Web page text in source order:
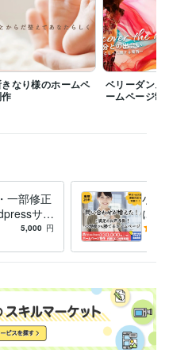
経験年数 : 8年
~ 2001年8月
~ 2014年11月
年9月
現在
Adobe XD:6年
年Google Analytics:7年
年Word:20年 Excel:20年
ージ制作　デザイン～サイト
病院
ングページの原稿作成
建設 金融
エネルギー
なり様のホームペ
ベリーダンス
ームページ制
一部修正
サイ
などもご
5,000 円
小さ
に強
平日
一気